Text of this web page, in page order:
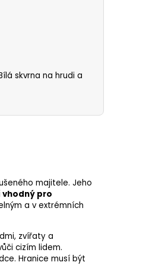
skvrna na hrudi a
majitele. Jeho
vhodný pro
a v extrémních
zvířaty a
cizím lidem.
Hranice musí být